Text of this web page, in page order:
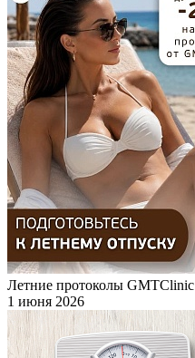
Летние протоколы GMTClinic
1 июня 2026